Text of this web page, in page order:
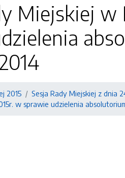
Miejskiej w
2015
Sesja Rady Miejskiej z dnia
w sprawie udzielenia